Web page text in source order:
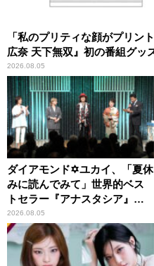
「私のプリティな顔がプリン
広奈 天下無双』初の番組グッ
2026.08.05
ダイアモンド✡ユカイ、「夏休
みに読んでみて」世界的ベス
トセラー『アナスタシア』を
紹介
2026.08.05